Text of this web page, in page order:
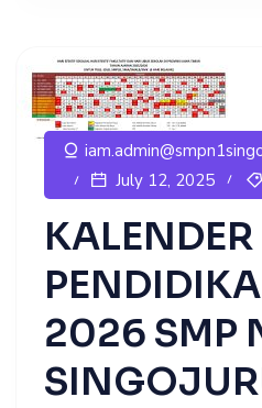
July 12, 2025
KALENDER
2026 SMP